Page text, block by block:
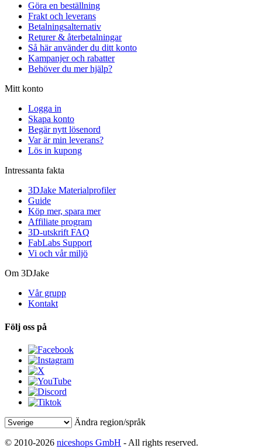
Göra en beställning
Frakt och leverans
Betalningsalternativ
Returer & återbetalningar
Så här använder du ditt konto
Kampanjer och rabatter
Behöver du mer hjälp?
Mitt konto
Logga in
Skapa konto
Begär nytt lösenord
Var är min leverans?
Lös in kupong
Intressanta fakta
3DJake Materialprofiler
Guide
Köp mer, spara mer
Affiliate program
3D-utskrift FAQ
FabLabs Support
Vi och vår miljö
Om 3DJake
Vår grupp
Kontakt
Följ oss på
Ändra region/språk
© 2010-2026 niceshops GmbH - All rights reserved.